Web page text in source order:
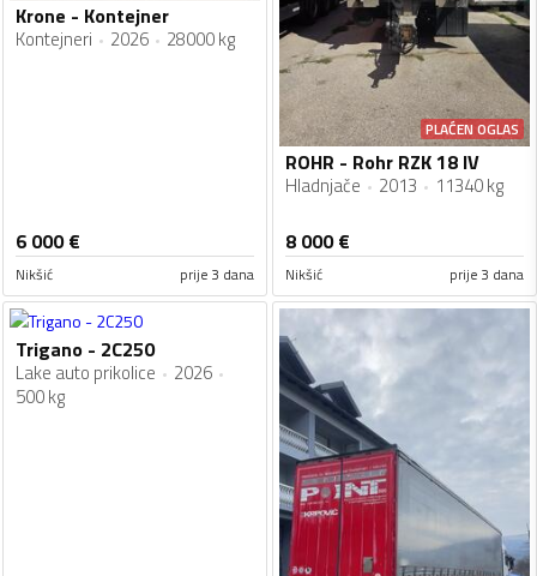
Krone - Kontejner
Kontejneri 2026 28000 kg
6 000€
Nikšić prije 3 dana
PLAĆEN OGLAS
ROHR - Rohr RZK 18 IV
Hladnjače 2013 11340 kg
8 000€
Nikšić prije 3 dana
Trigano - 2C250
Lake auto prikolice
2026
500 kg